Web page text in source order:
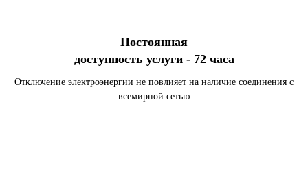
Постоянная
доступность услуги - 72 часа
Отключение электроэнергии не повлияет на наличие соединения с
всемирной сетью